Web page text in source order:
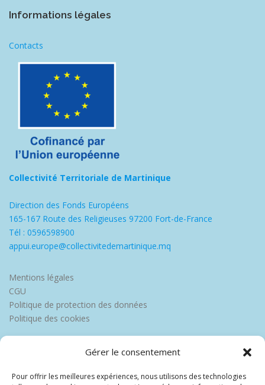
Gérer le consentement
Pour offrir les meilleures expériences, nous utilisons des technologies
Informations légales
Contacts
Collectivité Territoriale de Martinique
Direction des Fonds Européens
165-167 Route des Religieuses 97200 Fort-de-France
Tél : 0596598900
appui.europe@collectivitedemartinique.mq
Mentions légales
CGU
Politique de protection des données
Politique des cookies